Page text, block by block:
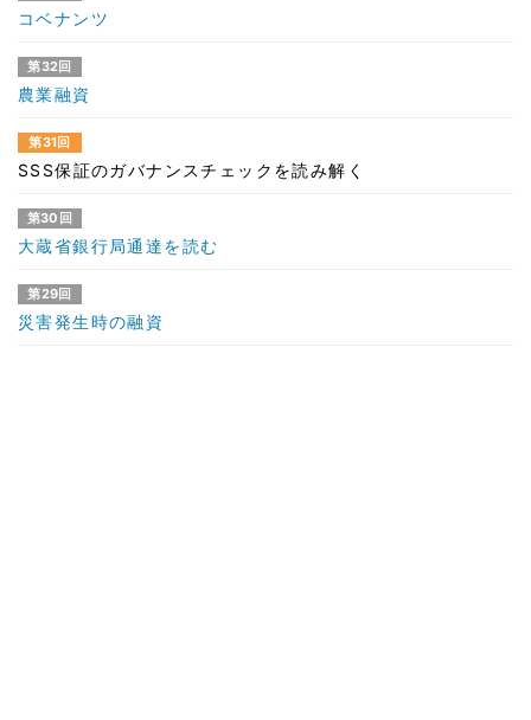
コベナンツ
第32回
農業融資
第31回
SSS保証のガバナンスチェックを読み解く
第30回
大蔵省銀行局通達を読む
第29回
災害発生時の融資